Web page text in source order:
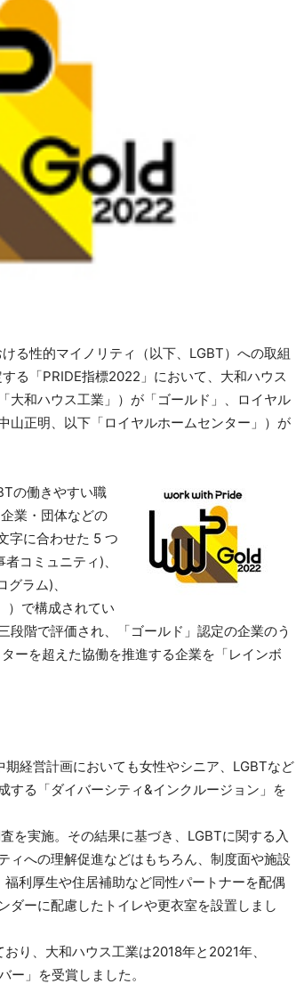
る性的マイノリティ（以下、LGBT）への取組
る「PRIDE指標2022」において、大和ハウス
大和ハウス工業」）が「ゴールド」、ロイヤル
山正明、以下「ロイヤルホームセンター」）が
の働きやすい職
業・団体などの
字に合わせた 5 つ
コミュニティ)、
ラム)、
）で構成されてい
段階で評価され、「ゴールド」認定の企業のう
ーを超えた協働を推進する企業を「レインボ
経営計画においても女性やシニア、LGBTなど
する「ダイバーシティ&インクルージョン」を
を実施。その結果に基づき、LGBTに関する入
ィへの理解促進などはもちろん、制度面や施設
利厚生や住居補助など同性パートナーを配偶
ダーに配慮したトイレや更衣室を設置しまし
り、大和ハウス工業は2018年と2021年、
」を受賞しました。